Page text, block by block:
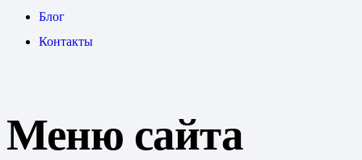
Блог
Контакты
Меню сайта